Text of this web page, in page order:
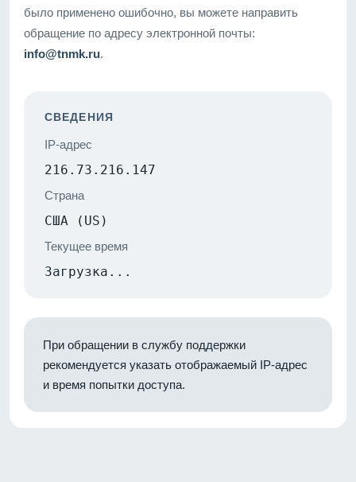
было применено ошибочно, вы можете направить
обращение по адресу электронной почты:
info@tnmk.ru.
СВЕДЕНИЯ
IP-адрес
216.73.216.147
Страна
США (US)
Текущее время
Загрузка...
При обращении в службу поддержки
рекомендуется указать отображаемый IP-адрес
и время попытки доступа.